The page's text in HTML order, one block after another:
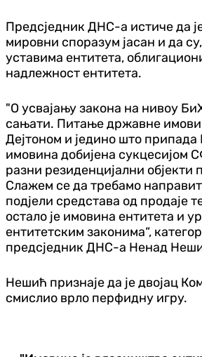
Предсједник ДНС-а истиче да
мировни споразум јасан и да
уставима ентитета,
надлежност ентитета.
"О усвајању закона на нивоу
сањати. Питање државне
Дејтоном и једино што припада
имовина добијена сукцесијом
разни резиденцијални објекти
Слажем се да требамо
подјели средстава од продаје
остало је имовина ентитета и
ентитетским законима“,
предсједник ДНС-а Ненад
Нешић признаје да је двојац
смислио врло перфидну игру.